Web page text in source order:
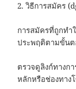
2. วิธีการสมัคร
การสมัครที่ถูกทำ
ประพฤติตามขั้น
ตรวจดูลิงก์ทางก
หลักหรือช่องทาง